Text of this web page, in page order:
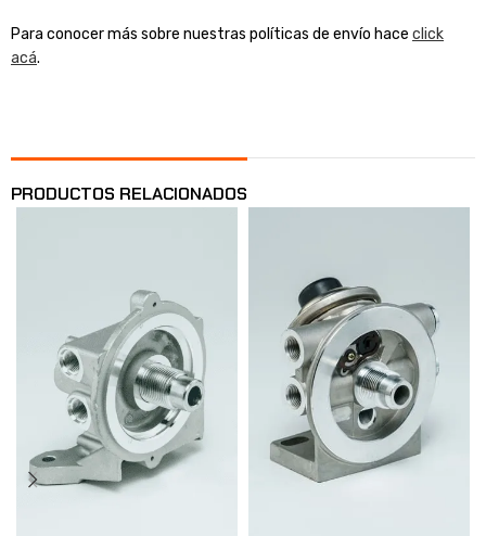
Para conocer más sobre nuestras políticas de envío hace click
acá.
PRODUCTOS RELACIONADOS